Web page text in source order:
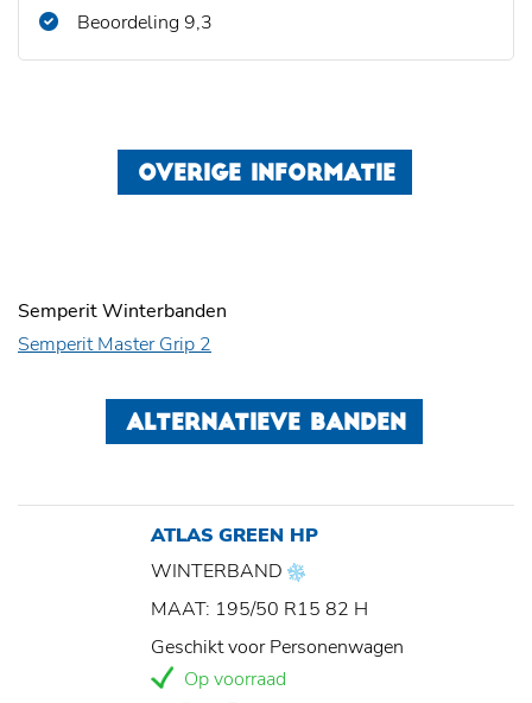
Beoordeling 9,3
OVERIGE INFORMATIE
Semperit Winterbanden
Semperit Master Grip 2
ALTERNATIEVE BANDEN
ATLAS GREEN HP
WINTERBAND
MAAT: 195/50 R15 82 H
Geschikt voor Personenwagen
Op voorraad